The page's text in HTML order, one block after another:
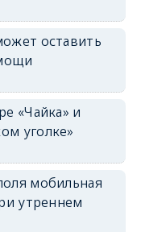
оставить
«Чайка» и
уголке»
мобильная
утреннем